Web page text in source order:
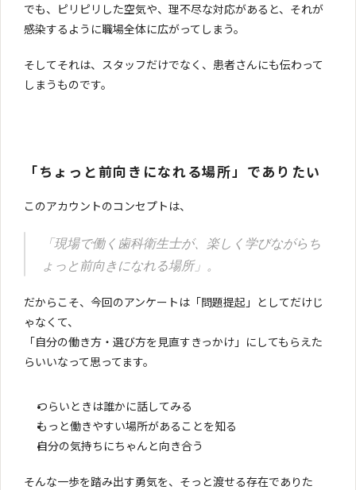
でも、ピリピリした空気や、理不尽な対応があると、それが
感染するように職場全体に広がってしまう。
そしてそれは、スタッフだけでなく、患者さんにも伝わって
しまうものです。
「ちょっと前向きになれる場所」でありたい
このアカウントのコンセプトは、
「現場で働く歯科衛生士が、楽しく学びながらち
ょっと前向きになれる場所」。
だからこそ、今回のアンケートは「問題提起」としてだけじ
ゃなくて、
「自分の働き方・選び方を見直すきっかけ」にしてもらえた
らいいなって思ってます。
つらいときは誰かに話してみる
もっと働きやすい場所があることを知る
自分の気持ちにちゃんと向き合う
そんな一歩を踏み出す勇気を、そっと渡せる存在でありた